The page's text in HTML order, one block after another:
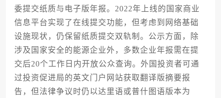
委提交纸质与电子版年报。2022年上线的国家商业
信息平台实现了在线提交功能，但考虑到网络基础
设施现状，仍保留纸质提交双轨制。公示方面，除
涉及国家安全的能源企业外，多数企业年报需在提
交后20个工作日内开放公众查询。外国投资者可通
过投资促进局的英文门户网站获取翻译版摘要报
告，但法律争议时仍以达里语或普什图语版本为